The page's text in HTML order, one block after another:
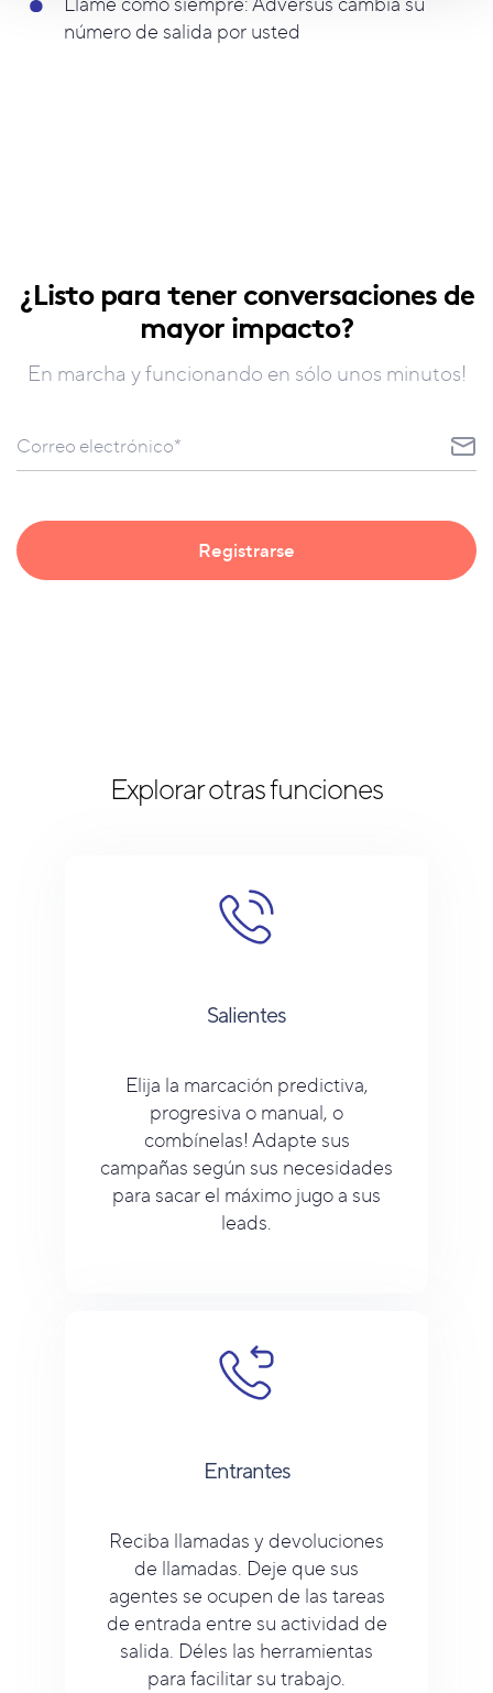
número de salida por usted
¿Listo para tener conversaciones de
mayor impacto?
En marcha y funcionando en sólo unos minutos!
Explorar otras funciones
Salientes
Elija la marcación predictiva,
progresiva o manual, o
combínelas! Adapte sus
campañas según sus necesidades
para sacar el máximo jugo a sus
leads.
Entrantes
Reciba llamadas y devoluciones
de llamadas. Deje que sus
agentes se ocupen de las tareas
de entrada entre su actividad de
salida. Déles las herramientas
para facilitar su trabajo.